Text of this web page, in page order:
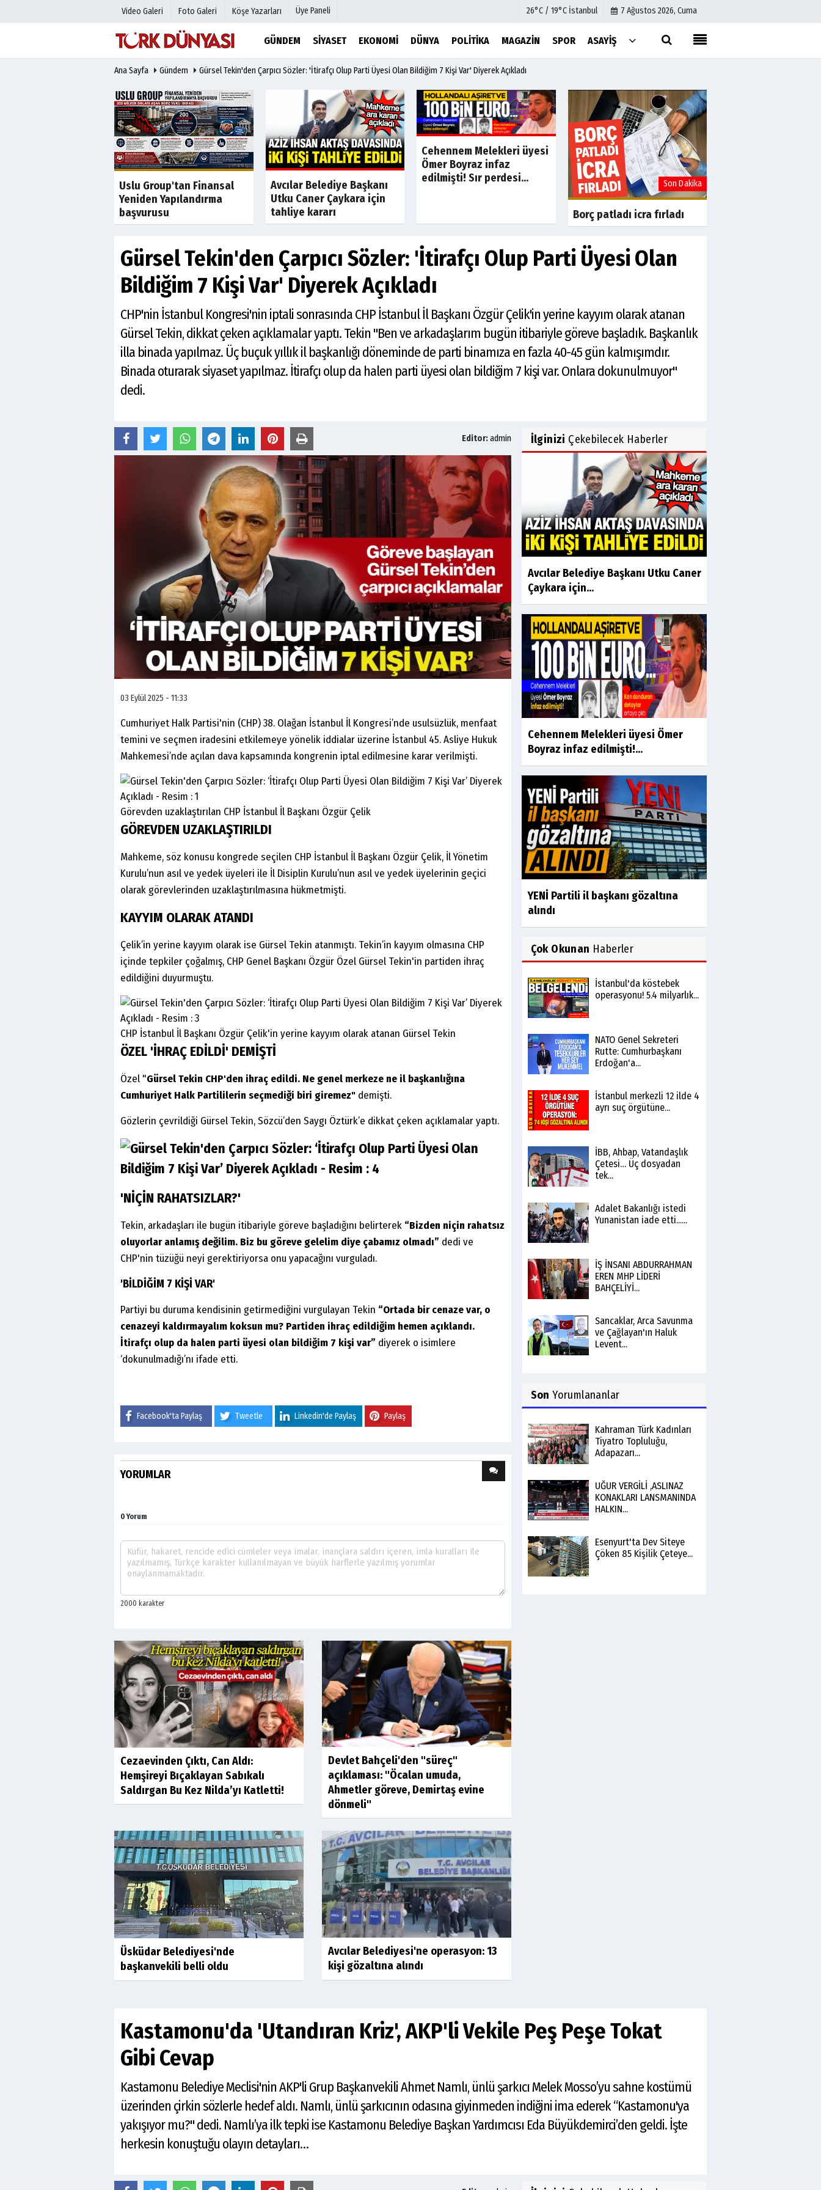
Video Galeri Foto Galeri Köşe Yazarları Üye Paneli 26°C / 19°C İstanbul 7 Ağustos 2026, Cuma
GÜNDEM SIYASET EKONOMI DÜNYA POLITIKA MAGAZIN SPOR ASAYIŞ
Hava Durumu
Gazete Manşetleri
Anketler
Biyografiler
Köşe Yazarları
Video Galeri
Foto Galeri
Etkinlikler
İletişim
Çerez Politikası
Gizlilik İlkeleri
Ana Sayfa Gündem Gürsel Tekin'den Çarpıcı Sözler: 'İtirafçı Olup Parti Üyesi Olan Bildiğim 7 Kişi Var' Diyerek Açıkladı
Son Dakika
Uslu Group'tan Finansal
Yeniden Yapılandırma
başvurusu
Son Dakika
Avcılar Belediye Başkanı
Utku Caner Çaykara için
tahliye kararı
Son Dakika
Cehennem Melekleri üyesi
Ömer Boyraz infaz
edilmişti! Sır perdesi...
Son Dakika
Borç patladı icra fırladı
Gürsel Tekin'den Çarpıcı Sözler: 'İtirafçı Olup Parti Üyesi Olan
Bildiğim 7 Kişi Var' Diyerek Açıkladı
CHP'nin İstanbul Kongresi'nin iptali sonrasında CHP İstanbul İl Başkanı Özgür Çelik'in yerine kayyım olarak atanan
Gürsel Tekin, dikkat çeken açıklamalar yaptı. Tekin "Ben ve arkadaşlarım bugün itibariyle göreve başladık. Başkanlık
illa binada yapılmaz. Üç buçuk yıllık il başkanlığı döneminde de parti binamıza en fazla 40-45 gün kalmışımdır.
Binada oturarak siyaset yapılmaz. İtirafçı olup da halen parti üyesi olan bildiğim 7 kişi var. Onlara dokunulmuyor"
dedi.
Editor:admin
03 Eylül 2025 - 11:33
Cumhuriyet Halk Partisi'nin (CHP) 38. Olağan İstanbul İl Kongresi’nde usulsüzlük, menfaat
temini ve seçmen iradesini etkilemeye yönelik iddialar üzerine İstanbul 45. Asliye Hukuk
Mahkemesi’nde açılan dava kapsamında kongrenin iptal edilmesine karar verilmişti.
Görevden uzaklaştırılan CHP İstanbul İl Başkanı Özgür Çelik
GÖREVDEN UZAKLAŞTIRILDI
Mahkeme, söz konusu kongrede seçilen CHP İstanbul İl Başkanı Özgür Çelik, İl Yönetim
Kurulu’nun asıl ve yedek üyeleri ile İl Disiplin Kurulu’nun asıl ve yedek üyelerinin geçici
olarak görevlerinden uzaklaştırılmasına hükmetmişti.
KAYYIM OLARAK ATANDI
Çelik’in yerine kayyım olarak ise Gürsel Tekin atanmıştı. Tekin’in kayyım olmasına CHP
içinde tepkiler çoğalmış, CHP Genel Başkanı Özgür Özel Gürsel Tekin'in partiden ihraç
edildiğini duyurmuştu.
CHP İstanbul İl Başkanı Özgür Çelik'in yerine kayyım olarak atanan Gürsel Tekin
ÖZEL 'İHRAÇ EDİLDİ' DEMİŞTİ
Özel "Gürsel Tekin CHP'den ihraç edildi. Ne genel merkeze ne il başkanlığına
Cumhuriyet Halk Partililerin seçmediği biri giremez" demişti.
Gözlerin çevrildiği Gürsel Tekin, Sözcü’den Saygı Öztürk’e dikkat çeken açıklamalar yaptı.
'NİÇİN RAHATSIZLAR?'
Tekin, arkadaşları ile bugün itibariyle göreve başladığını belirterek “Bizden niçin rahatsız
oluyorlar anlamış değilim. Biz bu göreve gelelim diye çabamız olmadı” dedi ve
CHP'nin tüzüğü neyi gerektiriyorsa onu yapacağını vurguladı.
'BİLDİĞİM 7 KİŞİ VAR'
Partiyi bu duruma kendisinin getirmediğini vurgulayan Tekin “Ortada bir cenaze var, o
cenazeyi kaldırmayalım koksun mu? Partiden ihraç edildiğim hemen açıklandı.
İtirafçı olup da halen parti üyesi olan bildiğim 7 kişi var” diyerek o isimlere
‘dokunulmadığı’nı ifade etti.
Facebook'ta Paylaş Tweetle Linkedin'de Paylaş Paylaş
YORUMLAR
0 Yorum
Cezaevinden Çıktı, Can Aldı:
Hemşireyi Bıçaklayan Sabıkalı
Saldırgan Bu Kez Nilda’yı Katletti!
Devlet Bahçeli'den "süreç"
açıklaması: "Öcalan umuda,
Ahmetler göreve, Demirtaş evine
dönmeli"
Üsküdar Belediyesi'nde
başkanvekili belli oldu
Avcılar Belediyesi'ne operasyon: 13
kişi gözaltına alındı
İlginizi Çekebilecek Haberler
Avcılar Belediye Başkanı Utku Caner
Çaykara için...
Cehennem Melekleri üyesi Ömer
Boyraz infaz edilmişti!...
YENİ Partili il başkanı gözaltına
alındı
Çok Okunan Haberler
İstanbul'da köstebek
operasyonu! 5.4 milyarlık...
NATO Genel Sekreteri
Rutte: Cumhurbaşkanı
Erdoğan'a...
İstanbul merkezli 12 ilde 4
ayrı suç örgütüne...
İBB, Ahbap, Vatandaşlık
Çetesi… Üç dosyadan
tek...
Adalet Bakanlığı istedi
Yunanistan iade etti......
İŞ İNSANI ABDURRAHMAN
EREN MHP LİDERİ
BAHÇELİYİ...
Sancaklar, Arca Savunma
ve Çağlayan'ın Haluk
Levent...
Son Yorumlananlar
Kahraman Türk Kadınları
Tiyatro Topluluğu,
Adapazarı...
UĞUR VERGİLİ ,ASLINAZ
KONAKLARI LANSMANINDA
HALKIN...
Esenyurt'ta Dev Siteye
Çöken 85 Kişilik Çeteye...
Kastamonu'da 'Utandıran Kriz', AKP'li Vekile Peş Peşe Tokat
Gibi Cevap
Kastamonu Belediye Meclisi'nin AKP'li Grup Başkanvekili Ahmet Namlı, ünlü şarkıcı Melek Mosso’yu sahne kostümü
üzerinden çirkin sözlerle hedef aldı. Namlı, ünlü şarkıcının odasına giyinmeden indiğini ima ederek “Kastamonu'ya
yakışıyor mu?" dedi. Namlı’ya ilk tepki ise Kastamonu Belediye Başkan Yardımcısı Eda Büyükdemirci’den geldi. İşte
herkesin konuştuğu olayın detayları…